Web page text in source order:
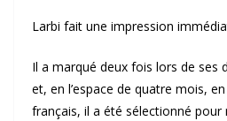
Larbi fait une impression
Il a marqué deux fois lors de ses
et, en l’espace de quatre mois,
français, il a été sélectionné pour